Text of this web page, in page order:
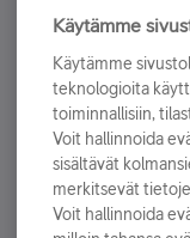
Tilaa Telian
sähköpostiisi.
Tilaa nyt
Käytämme
Käytämme
teknologioita
toiminnallisiin,
Voit hallinnoida
sisältävät
merkitsevät
Voit hallinnoida